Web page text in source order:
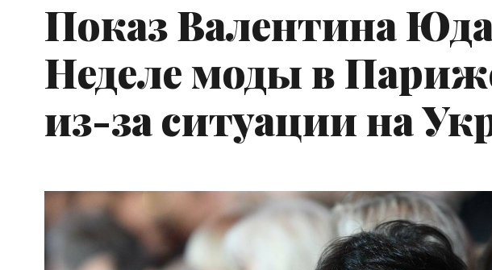
Показ Валентина
Неделе моды в
из-за ситуации на